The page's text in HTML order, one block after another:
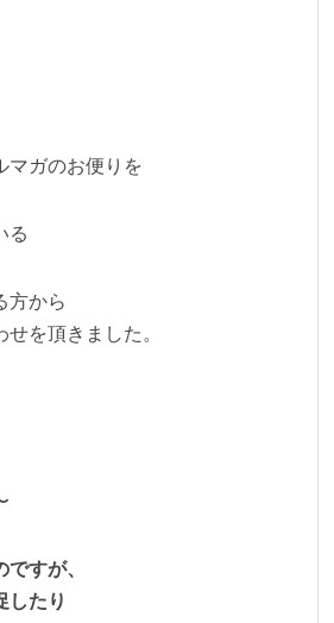
マガのお便りを
る
方から
を頂きました。
ですが、
したり